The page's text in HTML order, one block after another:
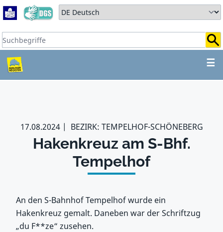
Zum Hauptbereich springen
Zum Hauptmenü springen
Sprache auswählen:
Suchbegriffe:
☰
ZUM HAUPTBEREICH
17.08.2024 BEZIRK: TEMPELHOF-SCHÖNEBERG
Hakenkreuz am S-Bhf.
Tempelhof
An den S-Bahnhof Tempelhof wurde ein
Hakenkreuz gemalt. Daneben war der Schriftzug
„du F**ze“ zusehen.